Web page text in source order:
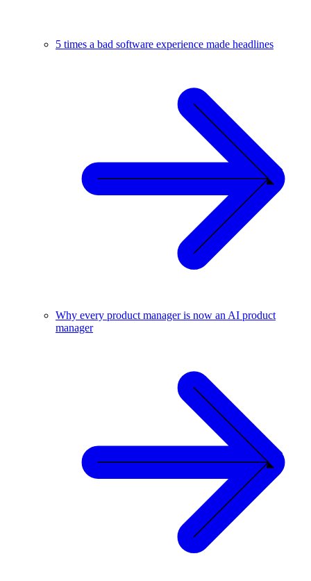
5 times a bad software experience made headlines
Why every product manager is now an AI product
manager